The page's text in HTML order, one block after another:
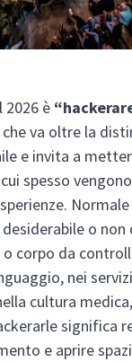
2026 è
va oltre la
e invita a
spesso
o non
corpo da
nei
cultura
significa
e aprire